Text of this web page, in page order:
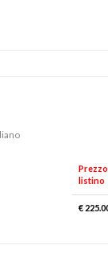
Prezzo
listino
€